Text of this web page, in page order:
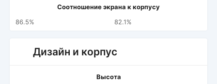
Соотношение экрана к корпусу
86.5%
82.1%
Дизайн и корпус
Высота